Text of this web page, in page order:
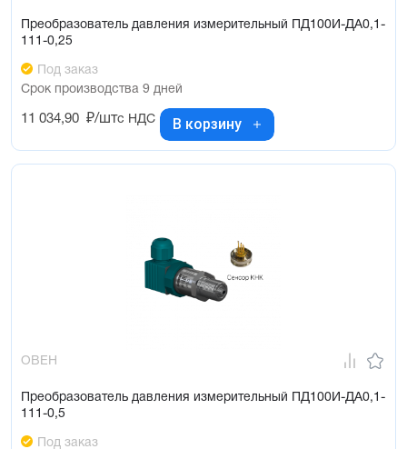
Преобразователь давления измерительный ПД100И-ДА0,1-
111-0,25
Под заказ
Срок производства 9 дней
11 034,90 ₽/штс НДС В корзину
ОВЕН
Преобразователь давления измерительный ПД100И-ДА0,1-
111-0,5
Под заказ